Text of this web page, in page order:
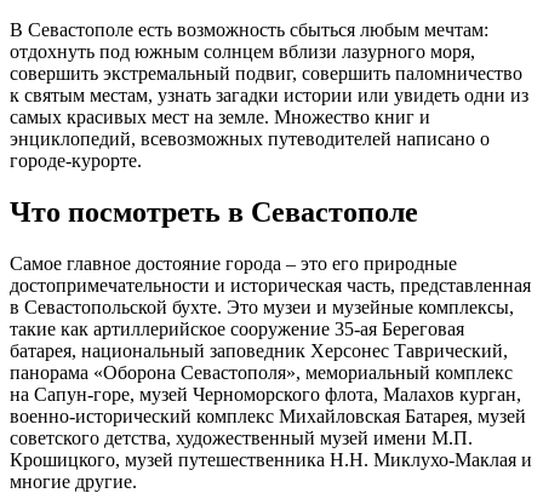
В Севастополе есть возможность сбыться любым мечтам:
отдохнуть под южным солнцем вблизи лазурного моря,
совершить экстремальный подвиг, совершить паломничество
к святым местам, узнать загадки истории или увидеть одни из
самых красивых мест на земле. Множество книг и
энциклопедий, всевозможных путеводителей написано о
городе-курорте.
Что посмотреть в Севастополе
Самое главное достояние города – это его природные
достопримечательности и историческая часть, представленная
в Севастопольской бухте. Это музеи и музейные комплексы,
такие как артиллерийское сооружение 35-ая Береговая
батарея, национальный заповедник Херсонес Таврический,
панорама «Оборона Севастополя», мемориальный комплекс
на Сапун-горе, музей Черноморского флота, Малахов курган,
военно-исторический комплекс Михайловская Батарея, музей
советского детства, художественный музей имени М.П.
Крошицкого, музей путешественника Н.Н. Миклухо-Маклая и
многие другие.